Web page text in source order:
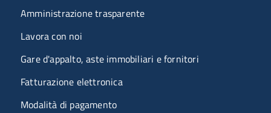
Amministrazione trasparente
Lavora con noi
Gare d'appalto, aste immobiliari e fornitori
Fatturazione elettronica
Modalità di pagamento